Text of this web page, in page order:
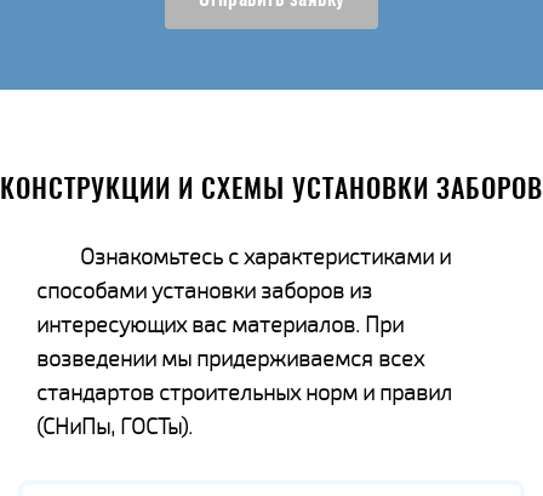
КОНСТРУКЦИИ И СХЕМЫ УСТАНОВКИ ЗАБОРОВ
Ознакомьтесь с характеристиками и
способами установки заборов из
интересующих вас материалов. При
возведении мы придерживаемся всех
стандартов строительных норм и правил
(СНиПы, ГОСТы).